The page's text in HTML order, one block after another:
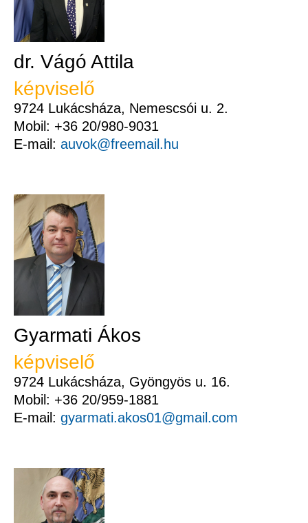
dr. Vágó Attila
képviselő
9724 Lukácsháza, Nemescsói u. 2.
Mobil: +36 20/980-9031
E-mail: auvok@freemail.hu
Gyarmati Ákos
képviselő
9724 Lukácsháza, Gyöngyös u. 16.
Mobil: +36 20/959-1881
E-mail: gyarmati.akos01@gmail.com